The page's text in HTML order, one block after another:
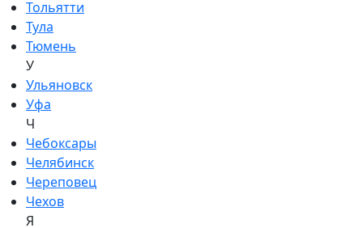
Тольятти
Тула
Тюмень
У
Ульяновск
Уфа
Ч
Чебоксары
Челябинск
Череповец
Чехов
Я